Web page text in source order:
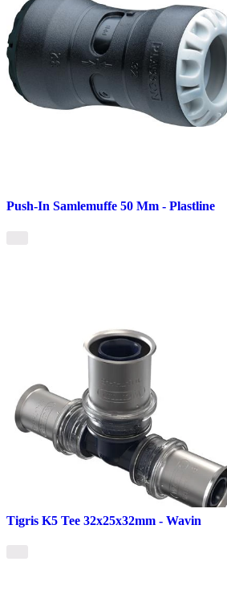
Push-In Samlemuffe 50 Mm - Plastline
Tigris K5 Tee 32x25x32mm - Wavin